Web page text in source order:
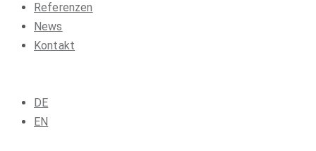
Referenzen
News
Kontakt
DE
EN